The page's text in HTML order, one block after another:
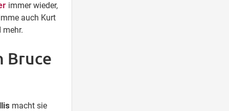
immer wieder,
auch Kurt
mehr.
Bruce
macht sie